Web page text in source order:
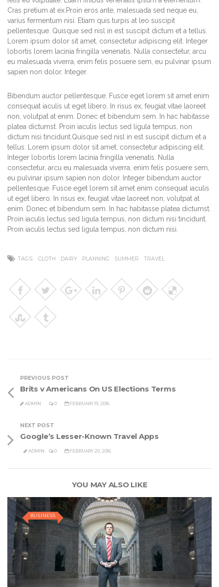
Cras pretium at ex.Proin eros ante, malesuada sed neque eu,
varius fermentum nisi. Etiam quis turpis at leo suscipit
pellentesque. Quisque sed nisl in est suscipit dictum et a tellus.
Lorem ipsum dolor sit amet, consectetur adipiscing elit. Integer
lobortis lorem lacinia fringilla venenatis. Nulla consectetur, arcu
eu malesuada viverra, enim felis posuere sem, eu pulvinar ipsum
sapien non dolor. Integer.
Bibendum auctor pellentesque. Fusce eget lorem sit amet enim
consequat iaculis ut eget libero. In risus ex, feugiat vitae laoreet
non, volutpat at enim. Donec et bibendum sem. In hac habitasse
platea dictumst. Proin iaculis lectus sed ligula tempus, non
dictum nisi tincidunt.Quisque sed nisl in est suscipit dictum et a
tellus. Lorem ipsum dolor sit amet, consectetur adipiscing elit.
Integer lobortis lorem lacinia fringilla venenatis. Nulla
consectetur, arcu eu malesuada viverra, enim felis posuere sem,
eu pulvinar ipsum sapien non dolor. Integer bibendum auctor
pellentesque. Fusce eget lorem sit amet enim consequat iaculis
ut eget libero. In risus ex, feugiat vitae laoreet non, volutpat at
enim. Donec et bibendum sem. In hac habitasse platea dictumst.
Proin iaculis lectus sed ligula tempus, non dictum nisi tincidunt.
Proin iaculis lectus sed ligula tempus, non dictum nisi.
TAGS: CLOTH DAIRY PLANNING SUMMER TRAVEL
PREVIOUS POST
Brits v Americans On US Elections Terms
ADMIN 0 FEBRUARY 19, 2016
NEXT POST
Google’s Lesser-Known Travel Apps
ADMIN 0 FEBRUARY 20, 2016
YOU MAY ALSO LIKE
BUSINESS